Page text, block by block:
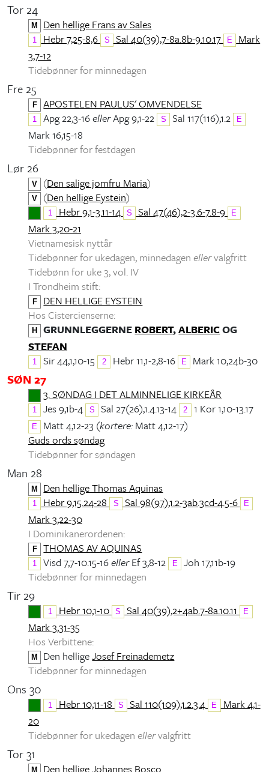
Tor 24
M Den hellige Frans av Sales
1 Hebr 7,25-8,6 S Sal 40(39),7-8a.8b-9.10.17 E
Mark
3,7-12
Tidebønner for minnedagen
Fre 25
F APOSTELEN PAULUS' OMVENDELSE
1 Apg 22,3-16ellerApg 9,1-22 S Sal 117(116),1.2 E
Mark 16,15-18
Tidebønner for festdagen
Lør 26
V (Den salige jomfru Maria)
V (Den hellige Eystein)
1 Hebr 9,1-3.11-14 S Sal 47(46),2-3.6-7.8-9 E
Mark 3,20-21
Vietnamesisk nyttår
Tidebønner for ukedagen, minnedagen ellervalgfritt
Tidebønn for uke 3, vol. IV
I Trondheim stift:
F
DEN HELLIGE EYSTEIN
Hos Cistercienserne:
H GRUNNLEGGERNE ROBERT,ALBERICOG
STEFAN
1 Sir 44,1,10-15 2 Hebr 11,1-2,8-16 E Mark 10,24b-30
SØN 27
3. SØNDAG I DET ALMINNELIGE KIRKEÅR
1 Jes 9,1b-4 S Sal 27(26),1.4.13-14 2 1 Kor 1,10-13.17
E Matt 4,12-23 (kortere: Matt 4,12-17)
Guds ords søndag
Tidebønner for søndagen
Man 28
M Den hellige Thomas Aquinas
1 Hebr 9,15.24-28 S Sal 98(97),1.2-3ab.3cd-4.5-6 E
Mark 3,22-30
I Dominikanerordenen:
F THOMAS AV AQUINAS
1 Visd 7,7-10.15-16ellerEf 3,8-12 E Joh 17,11b-19
Tidebønner for minnedagen
Tir 29
1 Hebr 10,1-10 S Sal 40(39),2+4ab.7-8a.10.11 E
Mark 3,31-35
Hos Verbittene:
M Den helligeJosef Freinademetz
Tidebønner for minnedagen
Ons 30
1 Hebr 10,11-18 S Sal 110(109),1.2.3.4 E Mark 4,1-
20
Tidebønner for ukedagen ellervalgfritt
Tor 31
M Den hellige Johannes Bosco